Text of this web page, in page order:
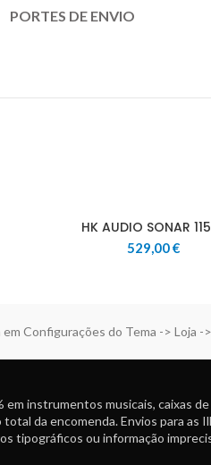
PORTES DE ENVIO
HK AUDIO SONAR
529,00€
Configurações do Tema -> Loja -
instrumentos musicais, caixas
da encomenda. Envios para as
tipográficos ou informação